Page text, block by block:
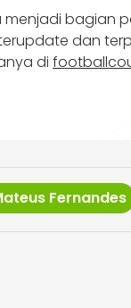
menjadi bagian
dan
di
Fernandes